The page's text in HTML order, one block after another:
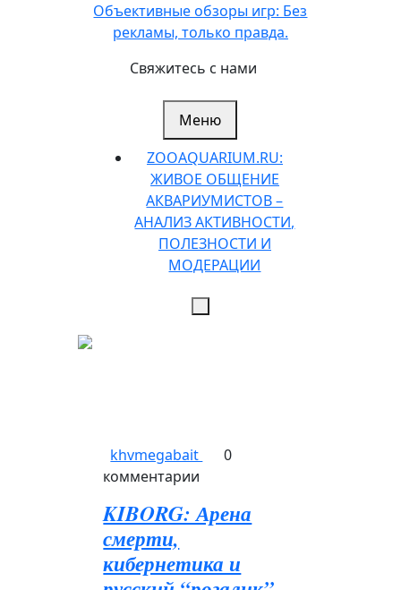
Перейти
Объективные обзоры игр: Без
рекламы, только правда.
Свяжитесь с нами
Меню
ZOOAQUARIUM.RU:
ЖИВОЕ ОБЩЕНИЕ
АКВАРИУМИСТОВ –
АНАЛИЗ АКТИВНОСТИ,
ПОЛЕЗНОСТИ И
МОДЕРАЦИИ
khvmegabait
0
комментарии
KIBORG: Арена
смерти,
кибернетика и